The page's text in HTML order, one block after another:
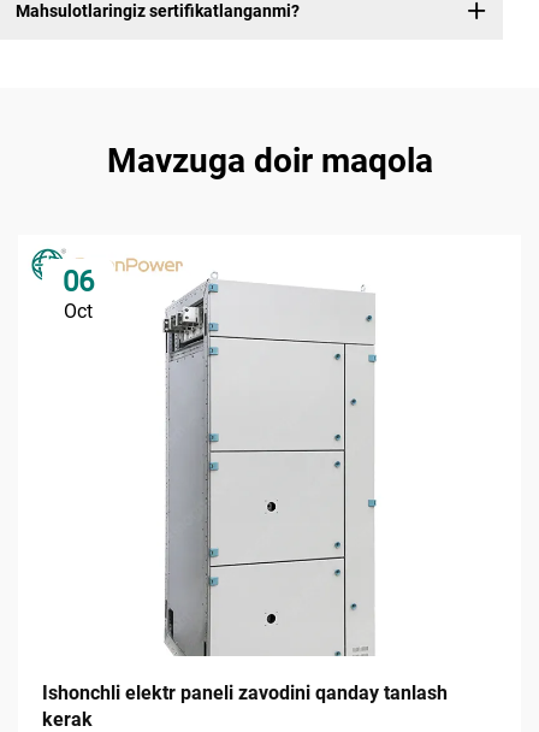
Mahsulotlaringiz sertifikatlanganmi?
Mavzuga doir maqola
06
Oct
Ishonchli elektr paneli zavodini qanday tanlash
kerak